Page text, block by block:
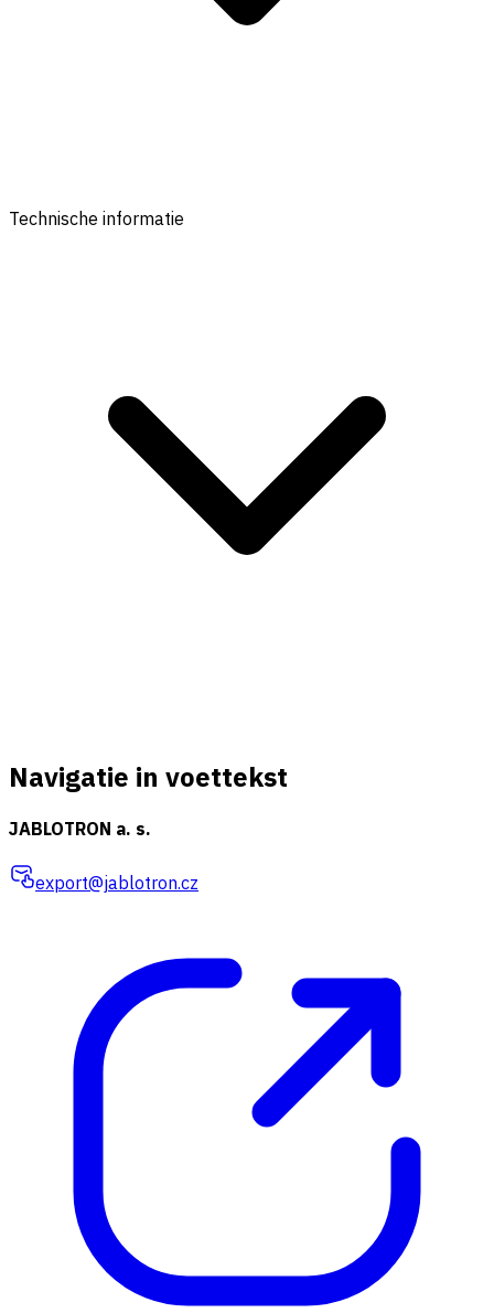
Technische informatie
Navigatie in voettekst
JABLOTRON a. s.
export@jablotron.cz